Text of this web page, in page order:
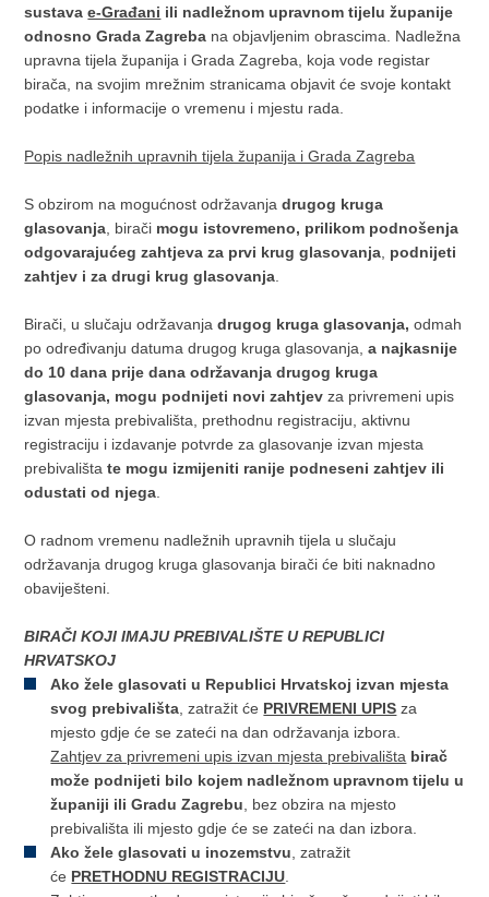
sustavae-Građani ili nadležnom upravnom tijelu županije
odnosno Grada Zagreba na objavljenim obrascima. Nadležna
upravna tijela županija i Grada Zagreba, koja vode registar
birača, na svojim mrežnim stranicama objavit će svoje kontakt
podatke i informacije o vremenu i mjestu rada.
Popis nadležnih upravnih tijela županija i Grada Zagreba
S obzirom na mogućnost održavanjadrugog kruga
glasovanja , birači mogu istovremeno, prilikom podnošenja
odgovarajućeg zahtjeva za prvi krug glasovanja podnijeti
zahtjev i za drugi krug glasovanja
Birači, u slučaju održavanjadrugog kruga glasovanja,odmah
po određivanju datuma drugog kruga glasovanja,a najkasnije
do 10 dana prije dana održavanja drugog kruga
glasovanja, mogu podnijeti novi zahtjev za privremeni upis
izvan mjesta prebivališta, prethodnu registraciju, aktivnu
registraciju i izdavanje potvrde za glasovanje izvan mjesta
prebivalištate mogu izmijeniti ranije podneseni zahtjev ili
odustati od njega
O radnom vremenu nadležnih upravnih tijela u slučaju
održavanja drugog kruga glasovanja birači će biti naknadno
obaviješteni.
BIRAČI KOJI IMAJU PREBIVALIŠTE U REPUBLICI
HRVATSKOJ
Ako žele glasovati u Republici Hrvatskoj izvan mjesta
svog prebivališta , zatražit će PRIVREMENI UPIS za
mjesto gdje će se zateći na dan održavanja izbora.
Zahtjev za privremeni upis izvan mjesta prebivališta birač
može podnijeti bilo kojem nadležnom upravnom tijelu u
županiji ili Gradu Zagrebu , bez obzira na mjesto
prebivališta ili mjesto gdje će se zateći na dan izbora.
Ako žele glasovati u inozemstvu , zatražit
će PRETHODNU REGISTRACIJU